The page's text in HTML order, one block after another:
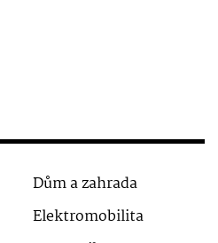
Dům a zahrada
Elektromobilita